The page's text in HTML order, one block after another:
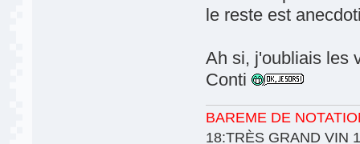
le reste est
Ah si, j'oubliais les
Conti
BAREME DE
18:TRÈS GRAND VIN